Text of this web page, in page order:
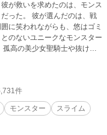
が救いを求めたのは、モンス
った。 彼が選んだのは、戦
に笑われながらも、悠はゴミ
のないユニークなモンスター
高の美少女聖騎士や抜け目
の名はサーバーに轟く。しか
との全面対決の始まりを意味
創り出し、仲間と世界を守
件
モンスター
スライム